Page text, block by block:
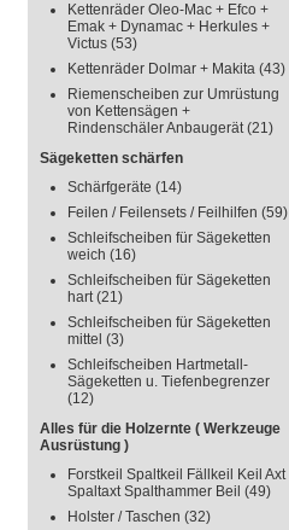
Kettenräder Oleo-Mac + Efco +
Emak + Dynamac + Herkules +
Victus (53)
Kettenräder Dolmar + Makita (43)
Riemenscheiben zur Umrüstung
von Kettensägen +
Rindenschäler Anbaugerät(21)
Sägeketten schärfen
Schärfgeräte (14)
Feilen / Feilensets / Feilhilfen (59)
Schleifscheiben für Sägeketten
weich (16)
Schleifscheiben für Sägeketten
hart(21)
Schleifscheiben für Sägeketten
mittel (3)
Schleifscheiben Hartmetall-
Sägeketten u. Tiefenbegrenzer
(12)
Alles für die Holzernte ( Werkzeuge
Ausrüstung )
Forstkeil Spaltkeil Fällkeil Keil Axt
Spaltaxt Spalthammer Beil (49)
Holster / Taschen (32)